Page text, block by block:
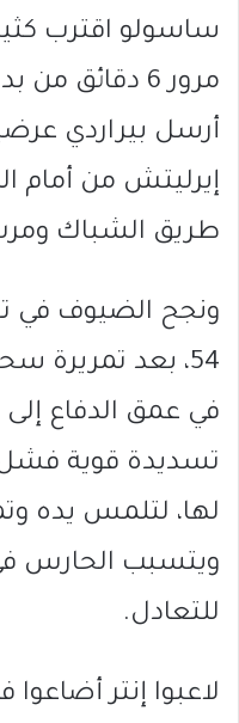
ساسولو اقترب
مرور 6 دقائق
أرسل بيراردي
إيرليتش من أمام
طريق الشباك ومرت
ونجح الضيوف في
54، بعد تمريرة
في عمق الدفاع إلى
تسديدة قوية
لها، لتلمس يده
ويتسبب الحارس
للتعادل.
لاعبوا إنتر